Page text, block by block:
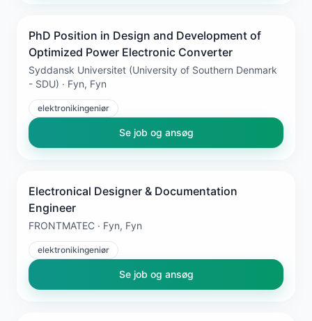
PhD Position in Design and Development of
Optimized Power Electronic Converter
Syddansk Universitet (University of Southern Denmark
- SDU) · Fyn, Fyn
elektronikingeniør
Se job og ansøg
Electronical Designer & Documentation
Engineer
FRONTMATEC · Fyn, Fyn
elektronikingeniør
Se job og ansøg